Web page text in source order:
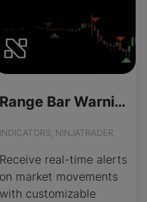
Range Bar Warning - License Version
INDICATORS, NINJATRADER
Receive real-time alerts
on market movements
with customizable